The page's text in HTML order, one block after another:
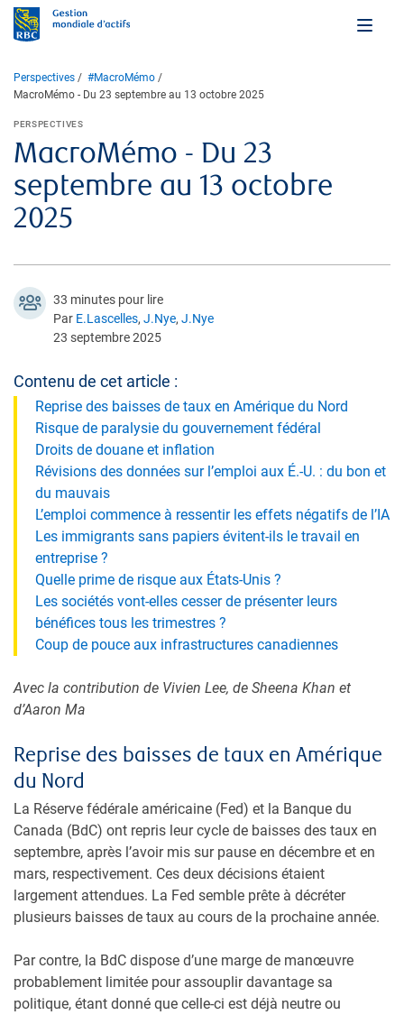
Perspectives
#MacroMémo
MacroMémo - Du 23 septembre au 13 octobre 2025
MacroMémo - Du 23
septembre au 13 octobre
2025
PERSPECTIVES
33 minutes pour lire
Par E.Lascelles, J.Nye, J.Nye
23 septembre 2025
Contenu de cet article :
Reprise des baisses de taux en Amérique du Nord
Risque de paralysie du gouvernement fédéral
Droits de douane et inflation
Révisions des données sur l’emploi aux É.-U. : du bon et
du mauvais
L’emploi commence à ressentir les effets négatifs de l’IA
Les immigrants sans papiers évitent-ils le travail en
entreprise ?
Quelle prime de risque aux États-Unis ?
Les sociétés vont-elles cesser de présenter leurs
bénéfices tous les trimestres ?
Coup de pouce aux infrastructures canadiennes
Avec la contribution de Vivien Lee, de Sheena Khan et
d’Aaron Ma
Reprise des baisses de taux en Amérique
du Nord
La Réserve fédérale américaine (Fed) et la Banque du
Canada (BdC) ont repris leur cycle de baisses des taux en
septembre, après l’avoir mis sur pause en décembre et en
mars, respectivement. Ces deux décisions étaient
largement attendues. La Fed semble prête à décréter
plusieurs baisses de taux au cours de la prochaine année.
Par contre, la BdC dispose d’une marge de manœuvre
probablement limitée pour assouplir davantage sa
politique, étant donné que celle-ci est déjà neutre ou